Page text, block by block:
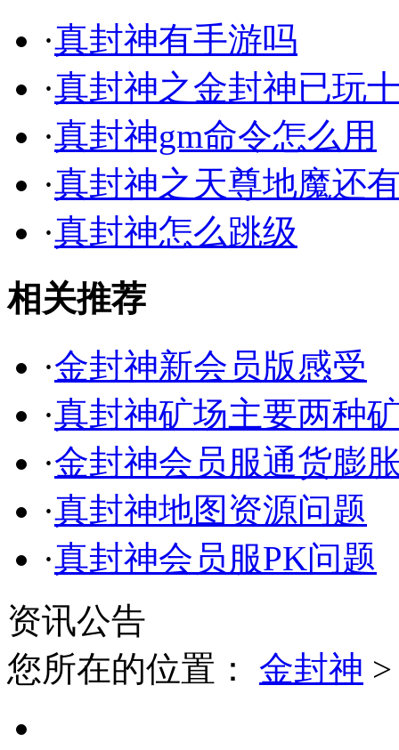
·真封神有手游吗
·真封神之金封神已玩
·真封神gm命令怎么用
·真封神之天尊地魔还
·真封神怎么跳级
相关推荐
·金封神新会员版感受
·真封神矿场主要两种
·金封神会员服通货膨
·真封神地图资源问题
·真封神会员服PK问题
资讯公告
您所在的位置： 金封神